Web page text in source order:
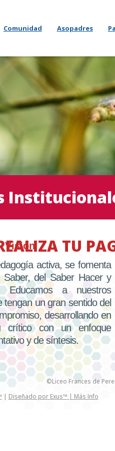
Comunidad Asopadres
Visión
activa, se fomenta
Saber, del Saber Hacer y
Educamos a nuestros
tengan un gran sentido del
desarrollando en
crítico con un enfoque
y de síntesis.
©Liceo Frances de
| Diseñado por Exus™ | Más Info
TU